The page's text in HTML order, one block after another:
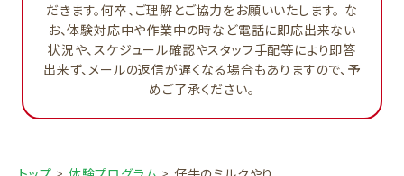
だきます。何卒、ご理解とご協力をお願いいたします。 な
お、体験対応中や作業中の時など電話に即応出来ない
状況や、スケジュール確認やスタッフ手配等により即答
出来ず、メールの返信が遅くなる場合もありますので、予
めご了承ください。